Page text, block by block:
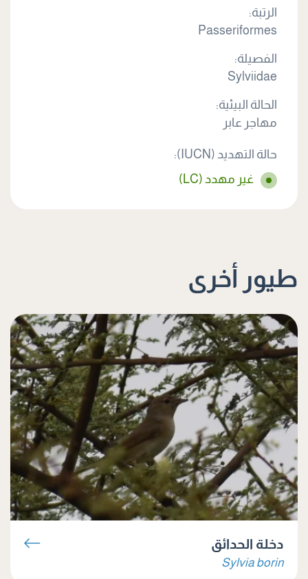
الرتبة:
Passeriformes
الفصيلة:
Sylviidae
الحالة البيئية:
مهاجر عابر
حالة التهديد (IUCN):
غير مهدد (LC)
طيور أخرى
دخلة الحدائق
Sylvia borin